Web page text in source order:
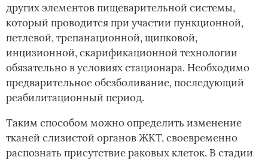
других элементов пищеварительной системы,
который проводится при участии пункционной,
петлевой, трепанационной, щипковой,
инцизионной, скарификационной технологии
обязательно в условиях стационара. Необходимо
предварительное обезболивание, последующий
реабилитационный период.
Таким способом можно определить изменение
тканей слизистой органов ЖКТ, своевременно
распознать присутствие раковых клеток. В стадии